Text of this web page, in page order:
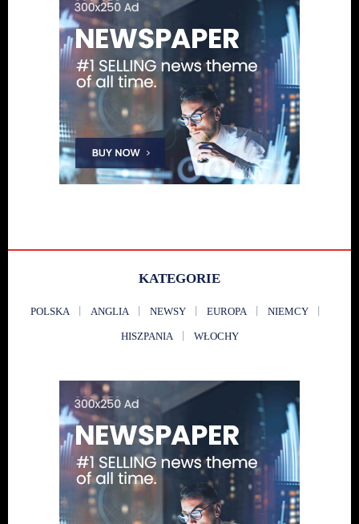
KATEGORIE
POLSKA ANGLIA NEWSY EUROPA NIEMCY
HISZPANIA WŁOCHY